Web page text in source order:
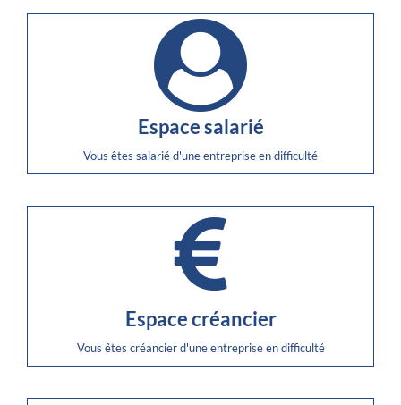
Espace salarié
Vous êtes salarié d'une entreprise en difficulté
Espace créancier
Vous êtes créancier d'une entreprise en difficulté